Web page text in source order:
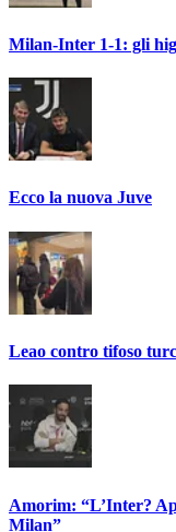
Milan-Inter 1-1: gli
Ecco la nuova Juve
Leao contro tifoso
Amorim: “L’Inter?
Milan”